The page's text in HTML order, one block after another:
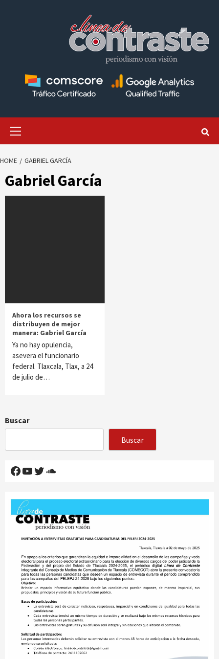
HOME GABRIEL GARCÍA
Gabriel García
Ahora los recursos se
distribuyen de mejor
manera: Gabriel García
Ya no hay opulencia,
asevera el funcionario
federal. Tlaxcala, Tlax, a 24
de julio de…
Buscar
Buscar
Facebook
YouTube
Twitter
SoundCloud